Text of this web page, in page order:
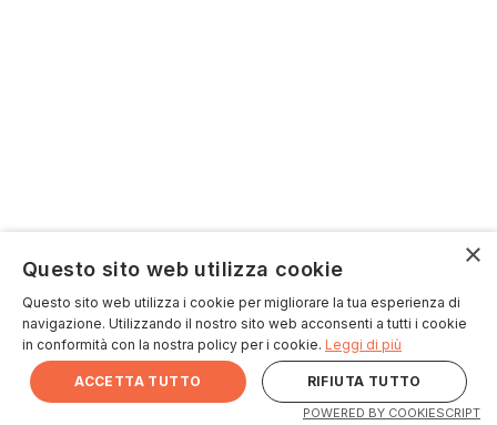
×
Questo sito web utilizza cookie
Questo sito web utilizza i cookie per migliorare la tua esperienza di
navigazione. Utilizzando il nostro sito web acconsenti a tutti i cookie
in conformità con la nostra policy per i cookie. Leggi di più
ACCETTA TUTTO RIFIUTA TUTTO
POWERED BY COOKIESCRIPT